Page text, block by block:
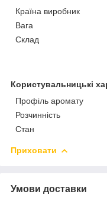
Країна виробник
Вага
Склад
Користувальницькі
Профіль аромату
Розчинність
Стан
Приховати
Умови доставки